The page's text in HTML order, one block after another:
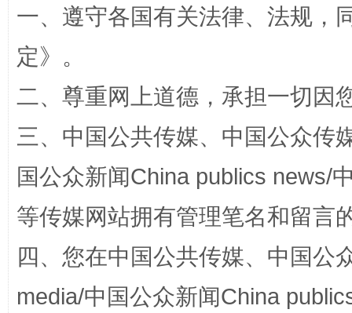
全民健身五年计划来了！等你上场
一、遵守各国有关法律、法规，
定》。
二、尊重网上道德，承担一切因
三、中国公共传媒、中国公众传
国公众新闻China publics news/
等传媒网站拥有管理笔名和留言
四、您在中国公共传媒、中国公
media/中国公众新闻China